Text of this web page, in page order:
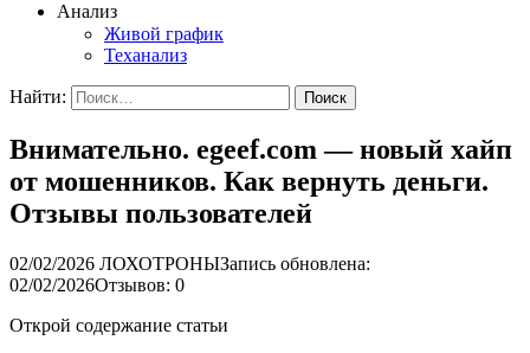
Анализ
Живой график
Теханализ
Найти:
Внимательно. egeef.com — новый хайп
от мошенников. Как вернуть деньги.
Отзывы пользователей
02/02/2026 ЛОХОТРОНЫЗапись обновлена:
02/02/2026Отзывов: 0
Открой содержание статьи